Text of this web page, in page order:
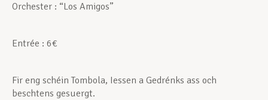
Berufliche Weiterentwicklung
Orchester : “Los Amigos”
Entrée : 6€
Fir eng schéin Tombola, Iessen a Gedrénks ass och
beschtens gesuergt.